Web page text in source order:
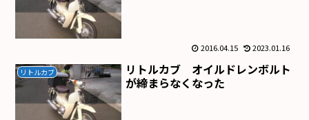
2016.04.15 2023.01.16
リトルカブ
リトルカブ オイルドレンボルト
が締まらなくなった